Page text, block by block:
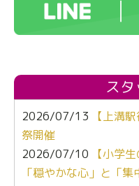
ス
2026/07/13
【上溝
祭開催
2026/07/10
【小学
「穏やかな心」と「